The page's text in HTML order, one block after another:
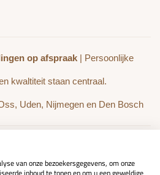
op afspraak| Persoonlijke
kwaltiteit staan centraal.
Uden, Nijmegen en Den Bosch
WEBSHOP
van onze bezoekersgegevens, om onze